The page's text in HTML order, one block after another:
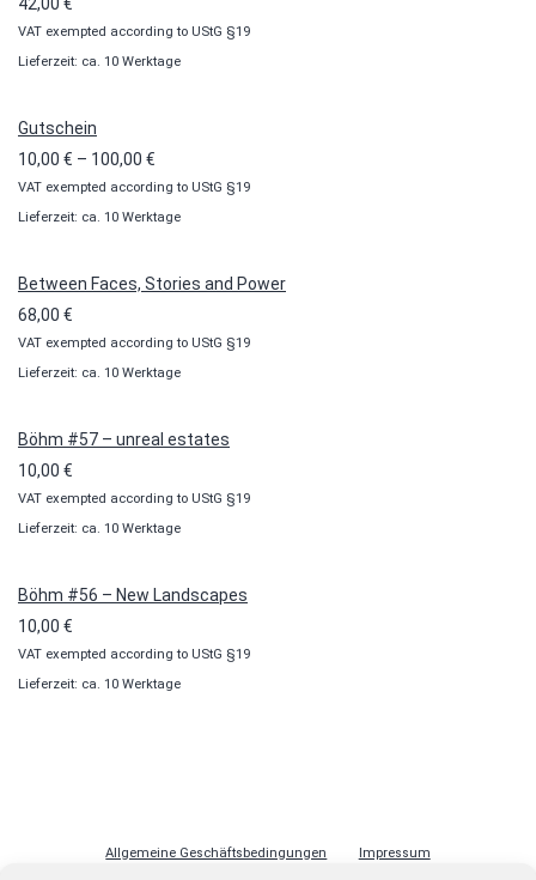
VAT exempted according to UStG §19
Lieferzeit: ca. 10 Werktage
Gutschein
10,00 € – 100,00 €
10,00 €
bis
VAT exempted according to UStG §19
Lieferzeit: ca. 10 Werktage
Between Faces, Stories and Power
68,00 €
VAT exempted according to UStG §19
Lieferzeit: ca. 10 Werktage
Böhm #57 – unreal estates
10,00 €
VAT exempted according to UStG §19
Lieferzeit: ca. 10 Werktage
Böhm #56 – New Landscapes
10,00 €
VAT exempted according to UStG §19
Lieferzeit: ca. 10 Werktage
Allgemeine Geschäftsbedingungen Impressum